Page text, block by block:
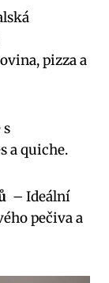
pizza a
⁤s
a quiche.
⁢ – Ideální
pečiva a